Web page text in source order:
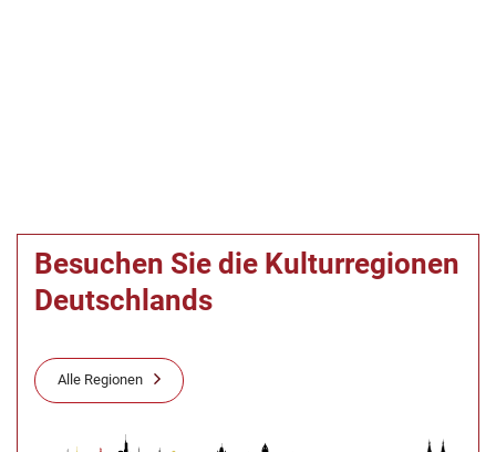
Besuchen Sie die Kulturregionen
Deutschlands
Alle Regionen